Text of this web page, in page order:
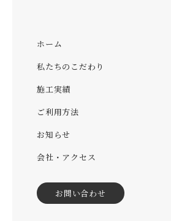
ホーム
私たちのこだわり
施工実績
ご利用方法
お知らせ
会社・アクセス
お問い合わせ